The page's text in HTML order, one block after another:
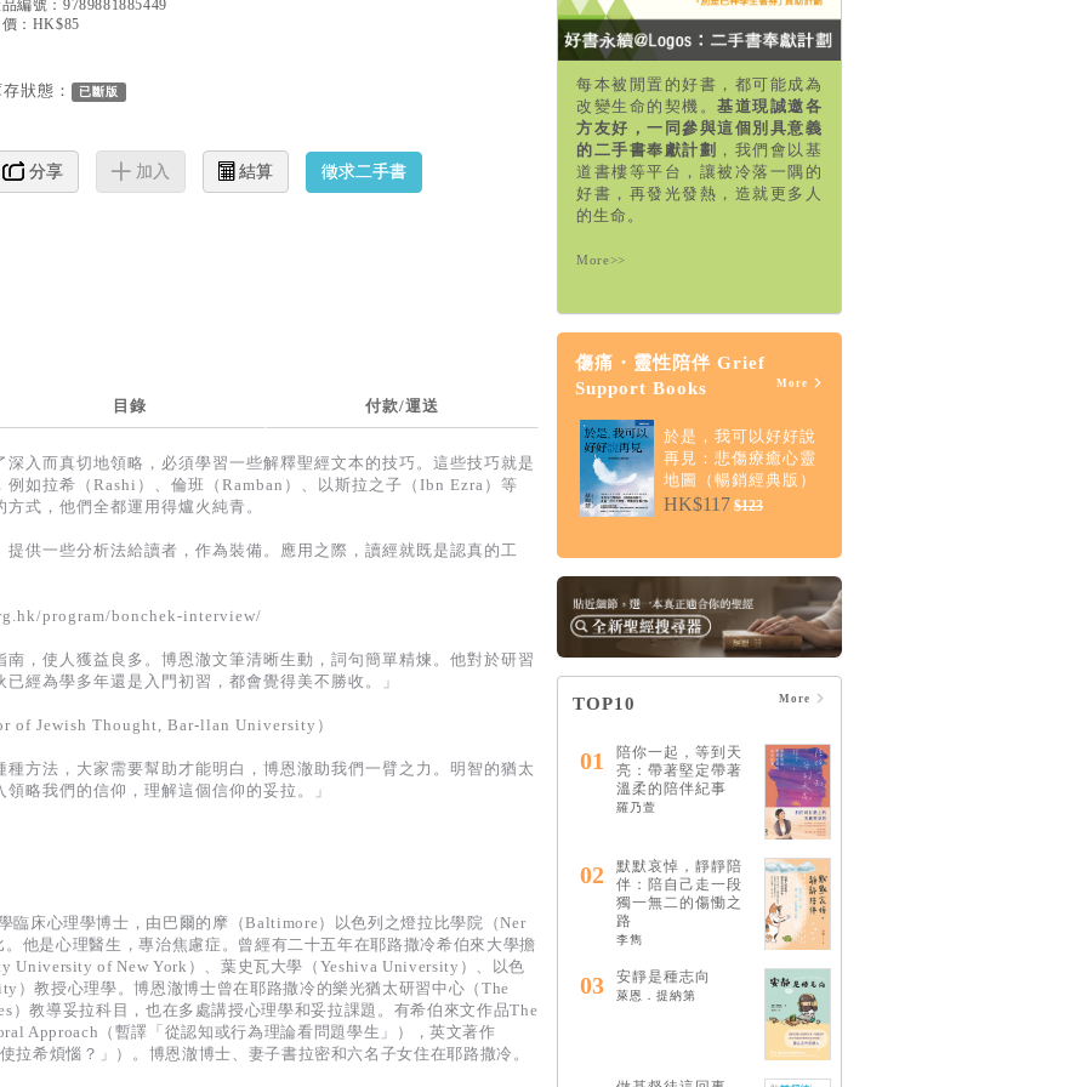
編號： 9789881885449
：HK$85
狀態： 已斷版
分享 加入 結算 徵求二手書
目錄 付款/運送
入而真切地領略，必須學習一些解釋聖經文本的技巧。這些技巧就是
如拉希（Rashi）、倫班（Ramban）、以斯拉之子（Ibn Ezra）等
式，他們全都運用得爐火純青。
供一些分析法給讀者，作為裝備。應用之際，讀經就既是認真的工
program/bonchek-interview/
，使人獲益良多。博恩澈文筆清晰生動，詞句簡單精煉。他對於研習
經為學多年還是入門初習，都會覺得美不勝收。」
of Jewish Thought, Bar-llan University）
方法，大家需要幫助才能明白，博恩澈助我們一臂之力。明智的猶太
略我們的信仰，理解這個信仰的妥拉。」
臨床心理學博士，由巴爾的摩（Baltimore）以色列之燈拉比學院（Ner
他是心理醫生，專治焦慮症。曾經有二十五年在耶路撒冷希伯來大學擔
University of New York）、葉史瓦大學（Yeshiva University）、以色
）教授心理學。博恩澈博士曾在耶路撒冷的樂光猶太研習中心（The
）教導妥拉科目，也在多處講授心理學和妥拉課題。有希伯來文作品The
Approach（暫譯「從認知或行為理論看問題學生」），英文著作
拉希煩惱？」）。博恩澈博士、妻子書拉密和六名子女住在耶路撒冷。
每本被閒置的好書，都可能成為
改變生命的契機。基道現誠邀各
方友好，一同參與這個別具意義
的二手書奉獻計劃 ，我們會以基
道書樓等平台，讓被冷落一隅的
好書，再發光發熱，造就更多人
的生命。
More>>
傷痛・靈性陪伴 Grief
Support Books
More
於是，我可以好好說
再見：悲傷療癒心靈
地圖（暢銷經典版）
HK$117 $123
TOP10 More
01
陪你一起，等到天
亮：帶著堅定帶著
溫柔的陪伴紀事
羅乃萱
02
默默哀悼，靜靜陪
伴：陪自己走一段
獨一無二的傷慟之
路
李雋
03 安靜是種志向
萊恩．提納第